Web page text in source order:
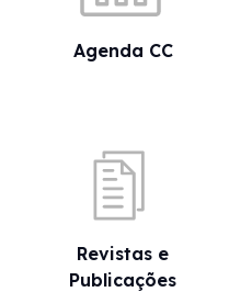
Agenda CC
Revistas e
Publicações